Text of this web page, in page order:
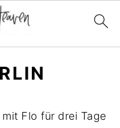
Flo für drei Tage